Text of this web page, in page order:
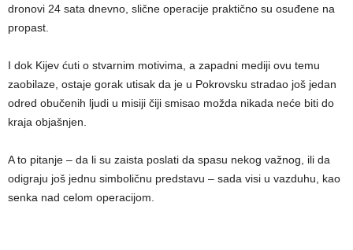
dronovi 24 sata dnevno, slične operacije praktično su osuđene na
propast.
I dok Kijev ćuti o stvarnim motivima, a zapadni mediji ovu temu
zaobilaze, ostaje gorak utisak da je u Pokrovsku stradao još jedan
odred obučenih ljudi u misiji čiji smisao možda nikada neće biti do
kraja objašnjen.
A to pitanje – da li su zaista poslati da spasu nekog važnog, ili da
odigraju još jednu simboličnu predstavu – sada visi u vazduhu, kao
senka nad celom operacijom.